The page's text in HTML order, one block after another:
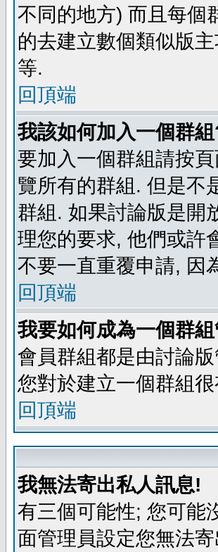
不同的地方) 而且每個
的去建立數個類似版
等.
回頂端
我該如何加入一個群
要加入一個群組請按
覽所有的群組. 但是不
群組. 如果討論版是開
理您的要求, 他們或許
不要一直重覆申請, 因
回頂端
我要如何成為一個群
會員群組都是由討論
您對於建立一個群組
回頂端
我無法寄出私人訊息!
有三個可能性; 您可能
面管理員設定您無法